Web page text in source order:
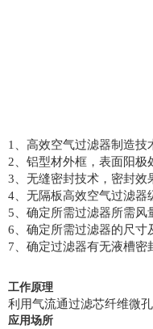
1、高效空气过滤器制造技
2、铝型材外框，表面阳极
3、无缝密封技术，密封效
4、无隔板高效空气过滤器
5、确定所需过滤器所需风
6、确定所需过滤器的尺寸
7、确定过滤器有无液槽密
工作原理
利用气流通过滤芯纤维微
应用场所